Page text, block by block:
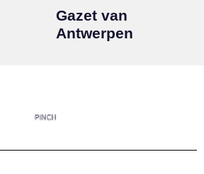
Gazet van
Antwerpen